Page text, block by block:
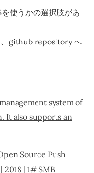
使うかの選択肢があ
、github repository へ
system of
It also supports an
Source Push
| 1# SMB